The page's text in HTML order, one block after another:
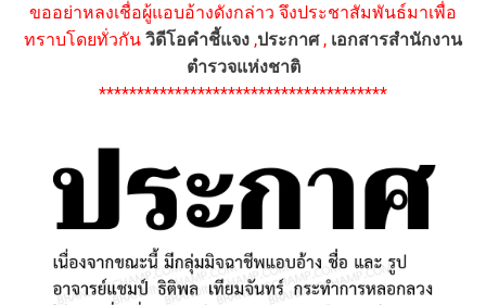
ขออย่าหลงเชื่อผู้แอบอ้างดังกล่าว จึงประชาสัมพันธ์มาเพื่อ
ทราบโดยทั่วกัน วิดีโอคำชี้แจง ,ประกาศ, เอกสารสำนักงาน
ตำรวจแห่งชาติ
**************************************